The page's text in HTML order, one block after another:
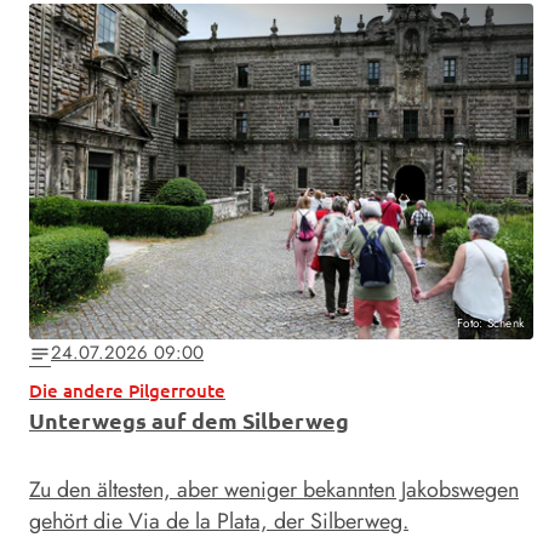
Foto: Schenk
notes24.07.2026 09:00
Die andere Pilgerroute
Unterwegs auf dem Silberweg
Zu den ältesten, aber weniger bekannten Jakobswegen
gehört die Via de la Plata, der Silberweg.